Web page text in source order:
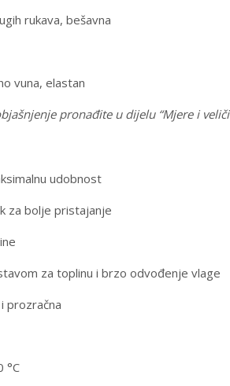
rukava, bešavna
vuna, elastan
pronađite u dijelu “Mjere i
udobnost
za bolje pristajanje
za toplinu i brzo odvođenje vlage
prozračna
°C